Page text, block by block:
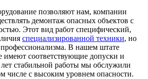
позволяют нам, компании
демонтаж опасных объектов с
Этот вид работ специфический,
специализированной техники, но
В нашем штате
имеют соответствующие допуски и
стабильной работы мы обслужили
числе с высоким уровнем опасности.